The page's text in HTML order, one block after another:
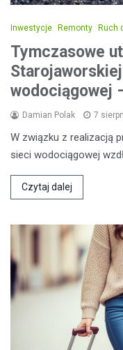
Inwestycje Remonty Ruch
Tymczasowe
wodociągowej
Damian Polak 7
W związku z realizacją
sieci wodociągowej
Czytaj dalej